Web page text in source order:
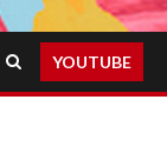
YOUTUBE